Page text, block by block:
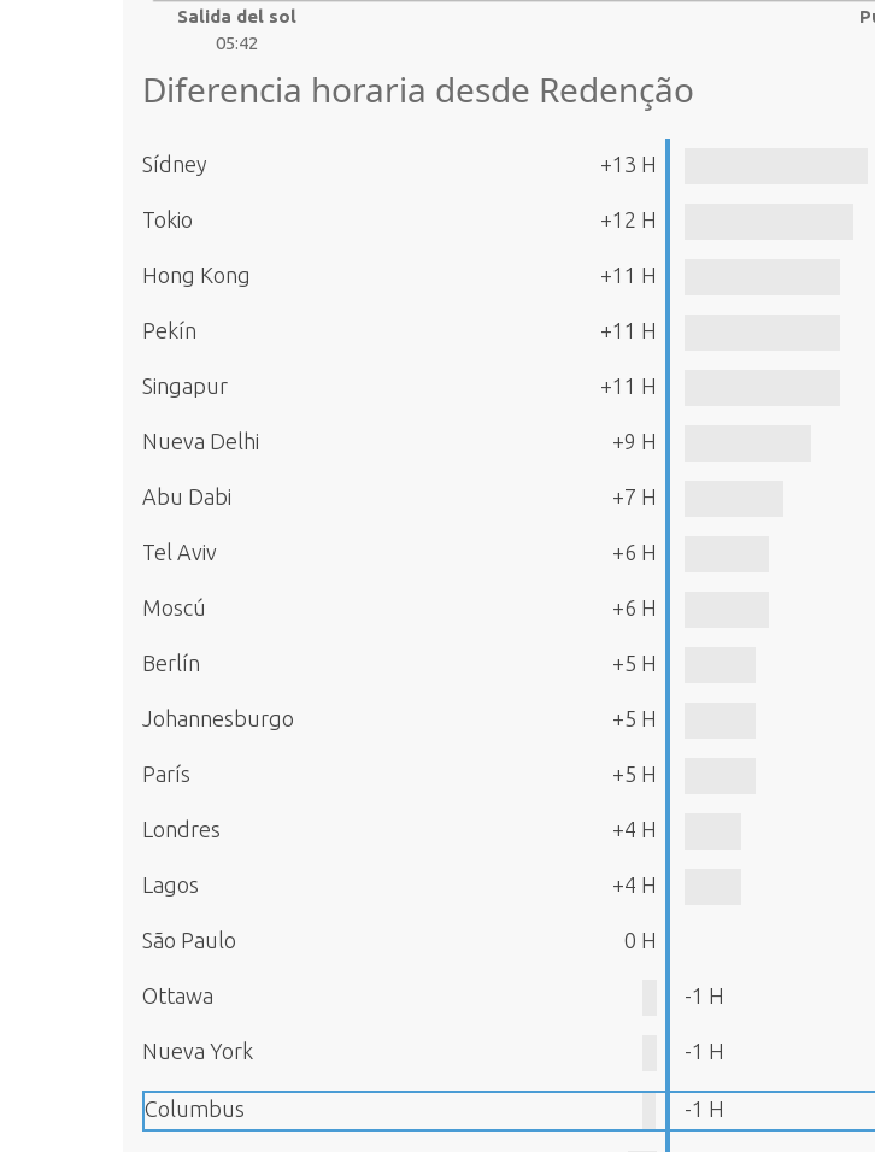
Salida del sol
05:42
Diferencia horaria desde Redenção
Sídney +13 H
Tokio +12 H
Hong Kong +11 H
Pekín +11 H
Singapur +11 H
Nueva Delhi +9 H
Abu Dabi +7 H
Tel Aviv +6 H
Moscú +6 H
Berlín +5 H
Johannesburgo +5 H
París +5 H
Londres +4 H
Lagos +4 H
São Paulo 0 H
Ottawa -1 H
Nueva York -1 H
Columbus -1 H